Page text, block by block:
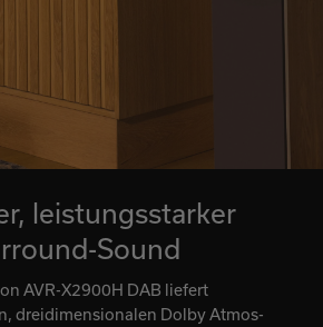
leistungsstarker
Sound
AVR-X2900H DAB liefert
dreidimensionalen Dolby Atmos-